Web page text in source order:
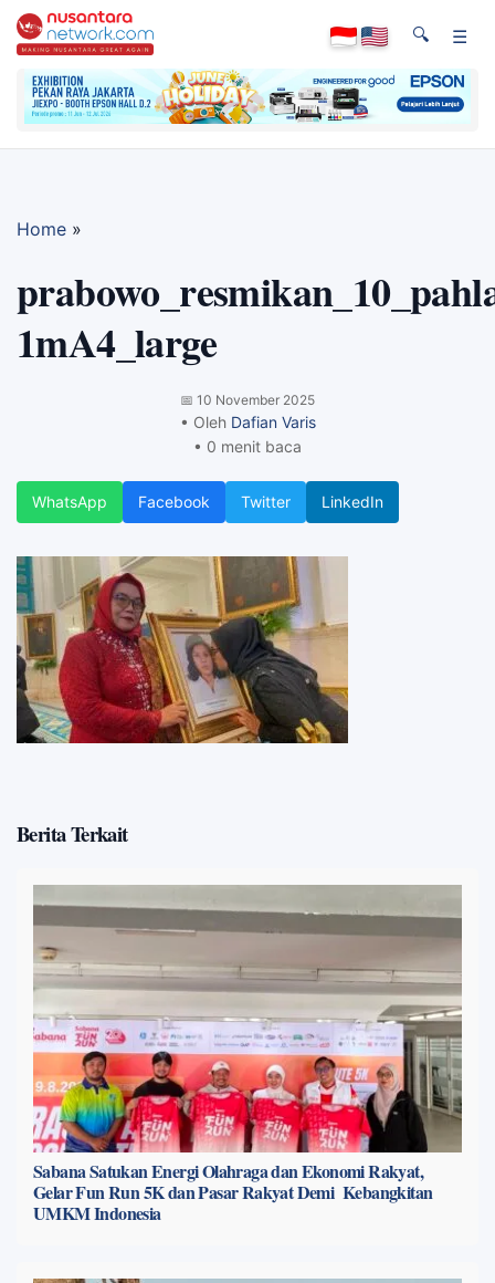
🔍 ☰
Home »
1mA4_large
📅 10 November 2025
• Oleh Dafian Varis
• 0 menit baca
WhatsApp Facebook Twitter LinkedIn
Berita Terkait
Sabana Satukan Energi Olahraga dan Ekonomi Rakyat,
Gelar Fun Run 5K dan Pasar Rakyat Demi Kebangkitan
UMKM Indonesia